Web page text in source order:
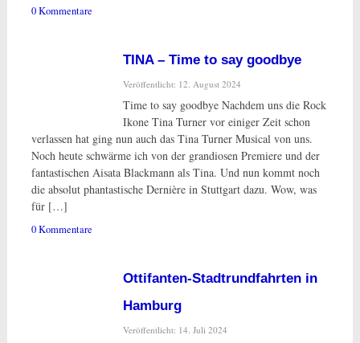
0 Kommentare
TINA – Time to say goodbye
Veröffentlicht: 12. August 2024
Time to say goodbye Nachdem uns die Rock
Ikone Tina Turner vor einiger Zeit schon
verlassen hat ging nun auch das Tina Turner Musical von uns.
Noch heute schwärme ich von der grandiosen Premiere und der
fantastischen Aisata Blackmann als Tina. Und nun kommt noch
die absolut phantastische Dernière in Stuttgart dazu. Wow, was
für […]
0 Kommentare
Ottifanten-Stadtrundfahrten in
Hamburg
Veröffentlicht: 14. Juli 2024